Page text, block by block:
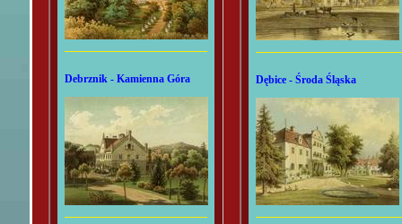
Debrznik - Kamienna Góra Dębice - Środa Śląska